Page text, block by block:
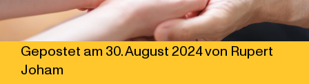
Gepostet am 30. August 2024von Rupert
Joham